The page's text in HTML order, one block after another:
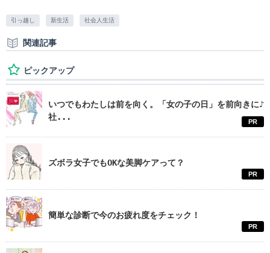
ていただき、ご本人の同意なしに第三者に開示、提供することは一切あ
・本キャンペーンはTwitter社の提供・協賛によるものではなく、Twitter社
とは一切関係ありません。
・応募者は、Twitter社の定める利用規約を遵守するものとし、自己の責任
において本キャンペーンへ参加するものとします。本キャンペーンへの
参加に起因するアカウントの制限または凍結に関しては一切の責任を負
いかねますので、あらかじめご了承ください。
■お問い合わせ先
・マイナビ学生の窓口イベント運営事務局 ＜st-event@mynavi.jp＞
引っ越し 新生活 社会人生活
関連記事
ピックアップ
いつでもわたしは前を向く。「女の子の日」を前向きに♪
社...
PR
ズボラ女子でもOKな美脚ケアって？
PR
簡単な診断で今のお疲れ度をチェック！
PR